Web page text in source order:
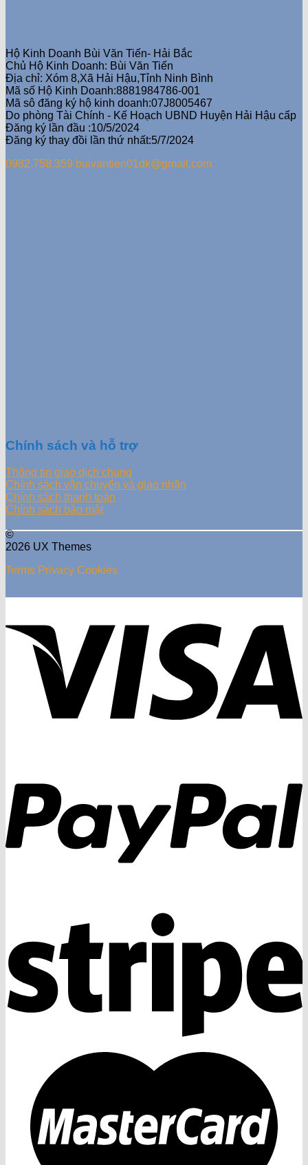
Hộ Kinh Doanh Bùi Văn Tiến- Hải Bắc
Chủ Hộ Kinh Doanh: Bùi Văn Tiến
Địa chỉ: Xóm 8,Xã Hải Hậu,Tỉnh Ninh Bình
Mã số Hộ Kinh Doanh:8881984786-001
Mã sô đăng ký hộ kinh doanh:07J8005467
Do phòng Tài Chính - Kế Hoạch UBND Huyện Hải Hậu cấp
Đăng ký lần đầu :10/5/2024
Đăng ký thay đồi lần thứ nhất:5/7/2024
0982.758.359 buivantien01dk@gmail.com
Chính sách và hỗ trợ
Thông tin giao dịch chung
Chính sách vận chuyển và giao nhận
Chính sách thanh toán
Chính sách bảo mật
©
2026 UX Themes
Terms Privacy Cookies